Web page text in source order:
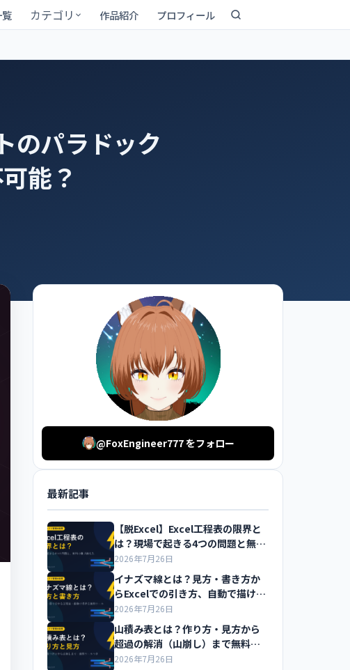
カテゴリ 作品紹介 プロフィール
のパラドック
能？
@FoxEngineer777 をフォロー
最新記事
【脱Excel】Excel工程表の限界と
は？現場で起きる4つの問題と無料
の乗り換え先を解説
2026年7月26日
イナズマ線とは？見方・書き方か
らExcelでの引き方、自動で描ける
無料ツールまで解説
2026年7月26日
山積み表とは？作り方・見方から
超過の解消（山崩し）まで無料ツ
ールつきで解説
2026年7月26日